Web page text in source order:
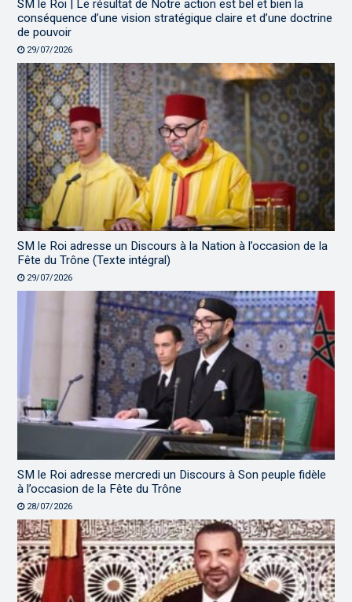
SM le Roi | Le résultat de Notre action est bel et bien la
conséquence d’une vision stratégique claire et d’une doctrine
de pouvoir
29/07/2026
SM le Roi adresse un Discours à la Nation à l’occasion de la
Fête du Trône (Texte intégral)
29/07/2026
SM le Roi adresse mercredi un Discours à Son peuple fidèle
à l’occasion de la Fête du Trône
28/07/2026